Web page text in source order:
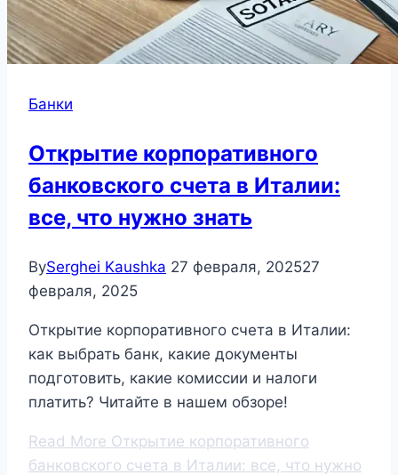
Банки
Открытие корпоративного
банковского счета в Италии:
все, что нужно знать
BySerghei Kaushka 27 февраля, 202527
февраля, 2025
Открытие корпоративного счета в Италии:
как выбрать банк, какие документы
подготовить, какие комиссии и налоги
платить? Читайте в нашем обзоре!
Read More Открытие корпоративного
банковского счета в Италии: все, что нужно